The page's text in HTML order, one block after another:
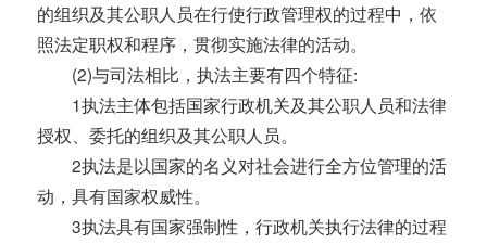
的组织及其公职人员在行使行政管理权的过程中，依
照法定职权和程序，贯彻实施法律的活动。
(2)与司法相比，执法主要有四个特征:
1执法主体包括国家行政机关及其公职人员和法律
授权、委托的组织及其公职人员。
2执法是以国家的名义对社会进行全方位管理的活
动，具有国家权威性。
3执法具有国家强制性，行政机关执行法律的过程